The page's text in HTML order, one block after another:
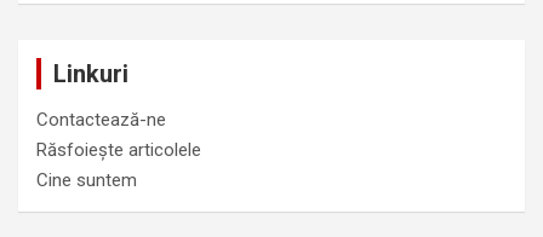
Linkuri
Contactează-ne
Răsfoiește articolele
Cine suntem